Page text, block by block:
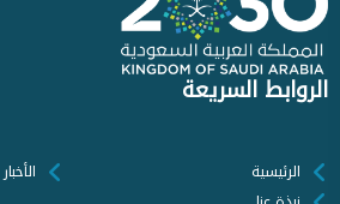
الروابط السريعة
الرئيسية
الأخبار